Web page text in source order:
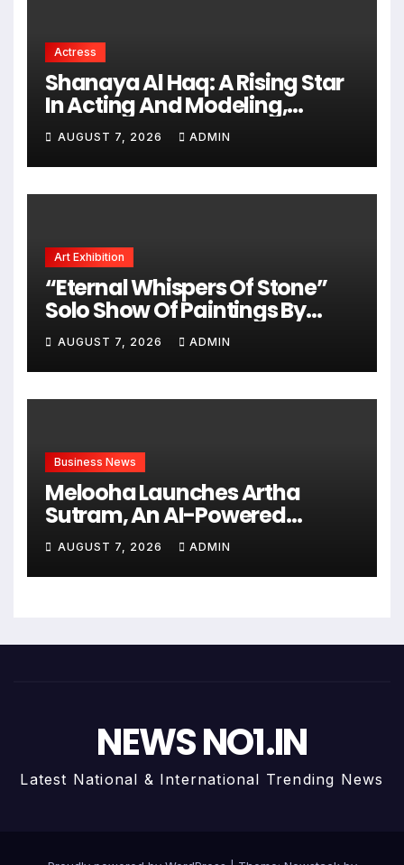
Actress
Shanaya Al Haq: A Rising Star
In Acting And Modeling,
Chasing Big Dreams
AUGUST 7, 2026 ADMIN
Art Exhibition
“Eternal Whispers Of Stone”
Solo Show Of Paintings By
Uma Krishnamoorthy In Nehru
Centre Art Gallery
AUGUST 7, 2026 ADMIN
Business News
Melooha Launches Artha
Sutram, An AI-Powered
Wealth Intelligence Report For
Personalized Financial
Guidance
AUGUST 7, 2026 ADMIN
NEWS NO1.IN
Latest National & International Trending News